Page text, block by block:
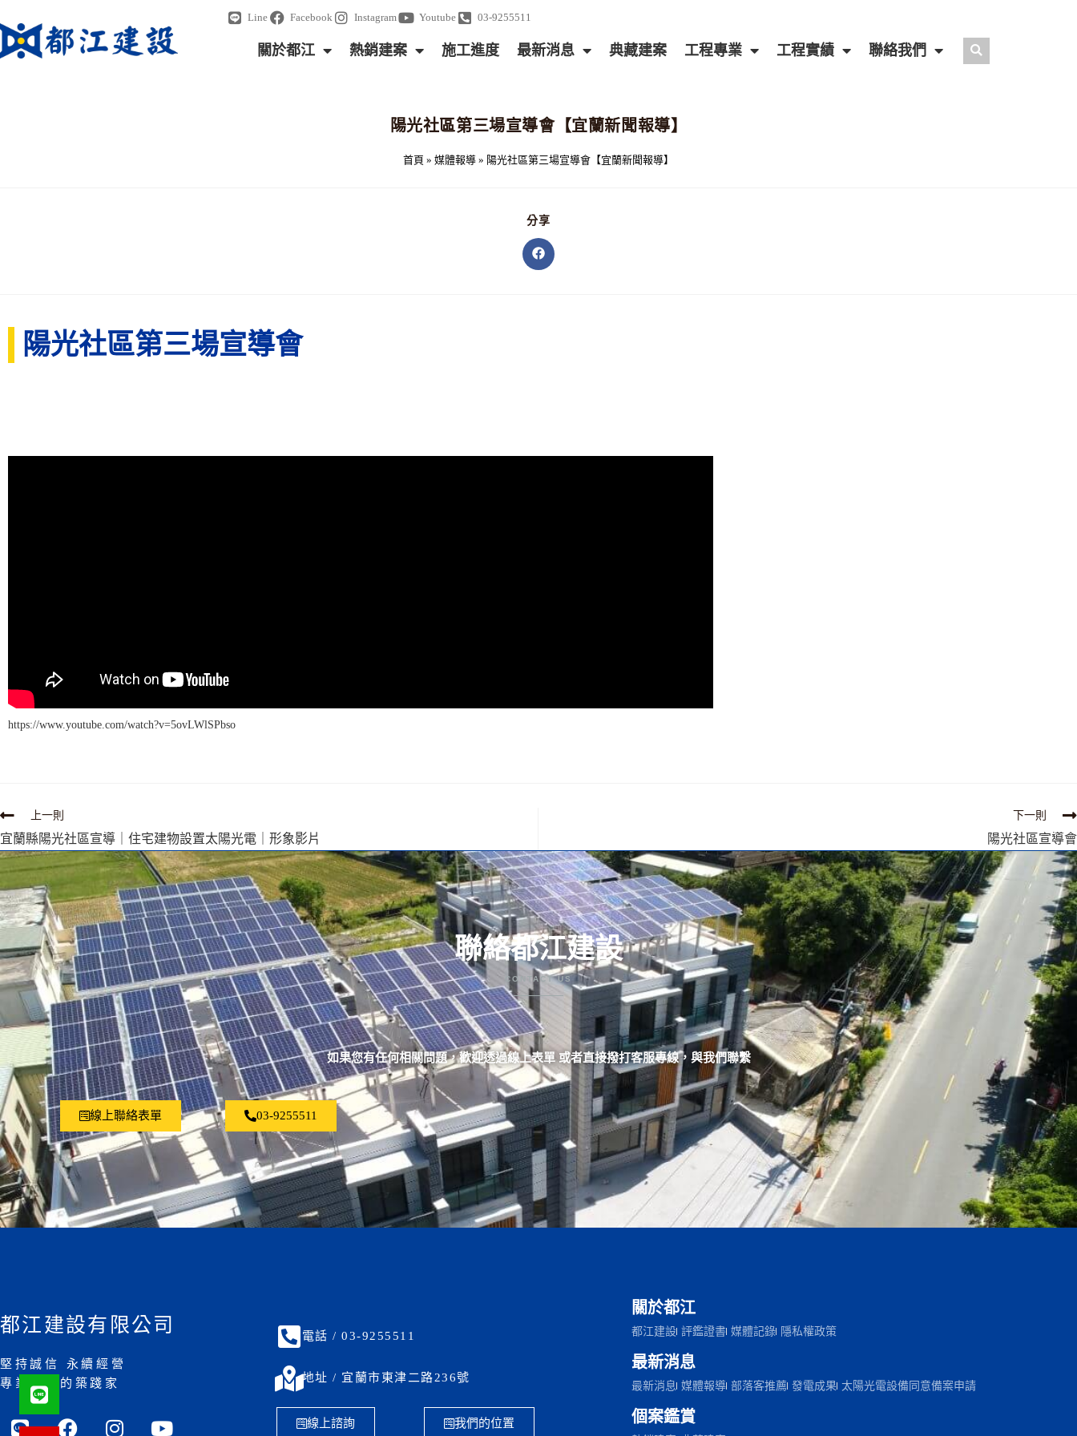
Line Facebook Instagram Youtube 03-9255511
關於都江 熱銷建案 施工進度 最新消息 典藏建案 工程專業 工程實績 聯絡我們
陽光社區第三場宣導會【宜蘭新聞報導】
首頁 » 媒體報導 » 陽光社區第三場宣導會【宜蘭新聞報導】
分享
陽光社區第三場宣導會
https://www.youtube.com/watch?v=5ovLWlSPbso
上一則
宜蘭縣陽光社區宣導｜住宅建物設置太陽光電｜形象影片
下一則
陽光社區宣導會
聯絡都江建設
CONTACT US
如果您有任何相關問題，歡迎透過線上表單 或者直接撥打客服專線，與我們聯繫
線上聯絡表單 03-9255511
都江建設有限公司
堅持誠信 永續經營
專業嚴謹的築踐家
電話 / 03-9255511
地址 / 宜蘭市東津二路236號
線上諮詢 我們的位置
關於都江
都江建設 評鑑證書 媒體記錄 隱私權政策
最新消息
最新消息 媒體報導 部落客推薦 發電成果 太陽光電設備同意備案申請
個案鑑賞